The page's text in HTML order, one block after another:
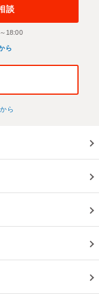
談
18:00
ら
ら